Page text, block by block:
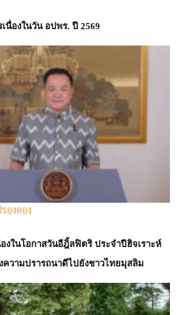
นื่องในวัน อปพร. ปี 2569
องดอง
งในโอกาสวันอีฎิ้ลฟิตริ ประจำปีฮิจเราะห์
ความปรารถนาดีไปยังชาวไทยมุสลิม
ลาการ์ดประธานธนาคารกลางยุโรป (ECB)